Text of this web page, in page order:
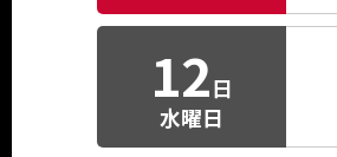
12日
水曜日